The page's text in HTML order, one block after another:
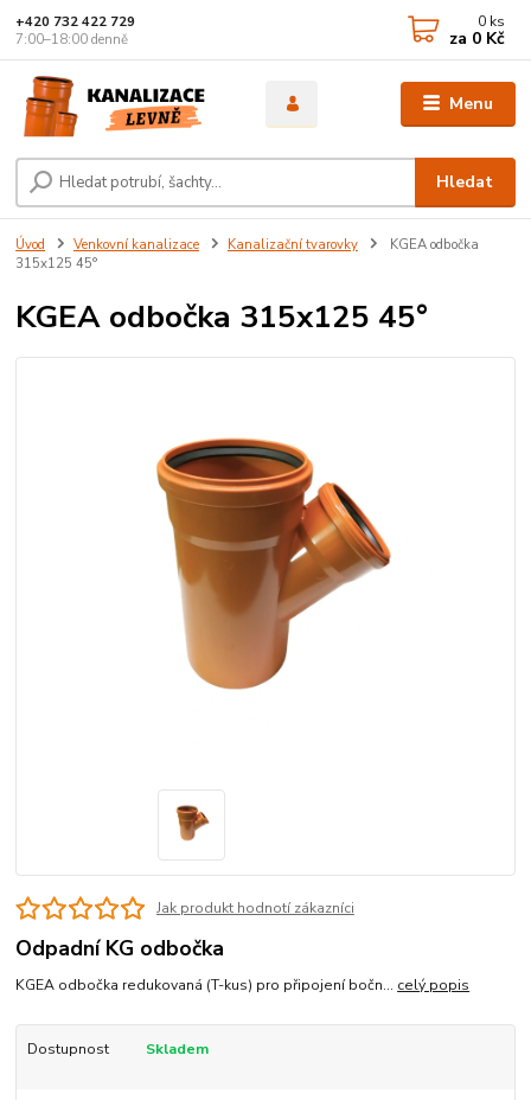
Menu
Hledat
+420 732 422 729
7:00–18:00 denně
0 ks
za 0 Kč
Úvod Venkovní kanalizace Kanalizační tvarovky
KGEA odbočka
315x125 45°
KGEA odbočka 315x125 45°
Jak produkt hodnotí zákazníci
Odpadní KG odbočka
KGEA odbočka redukovaná (T-kus) pro připojení bočn... celý popis
Dostupnost Skladem